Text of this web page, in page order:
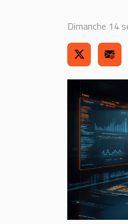
Dimanche 14